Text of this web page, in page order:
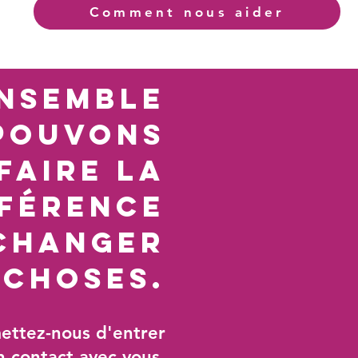
Comment nous aider
la
nous d'entrer